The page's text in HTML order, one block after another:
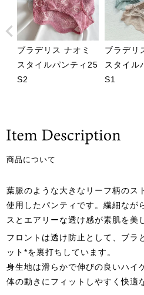
ブラデリス ナオミ
スタイルパンティ25
S2
ブラデリ
スタイル
S1
商品について
葉脈のような大きなリーフ柄のス
使用したパンティです。繊細なが
スとエアリーな透け感が素肌を美
フロントは透け防止として、ブラ
ット*を裏打ちしています。
身生地は滑らかで伸びの良いハイ
体の動きにフィットしやすく快適